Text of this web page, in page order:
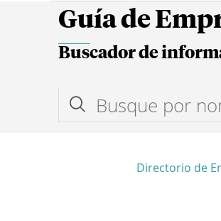
Guía de
Buscador de
Directorio de